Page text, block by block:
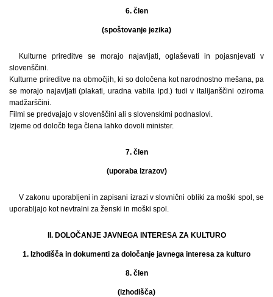
6. člen
(spoštovanje jezika)
Kulturne prireditve se morajo najavljati, oglaševati in pojasnjevati v
slovenščini.
Kulturne prireditve na območjih, ki so določena kot narodnostno mešana, pa
se morajo najavljati (plakati, uradna vabila ipd.) tudi v italijanščini oziroma
madžarščini.
Filmi se predvajajo v slovenščini ali s slovenskimi podnaslovi.
Izjeme od določb tega člena lahko dovoli minister.
7. člen
(uporaba izrazov)
V zakonu uporabljeni in zapisani izrazi v slovnični obliki za moški spol, se
uporabljajo kot nevtralni za ženski in moški spol.
II. DOLOČANJE JAVNEGA INTERESA ZA KULTURO
1. Izhodišča in dokumenti za določanje javnega interesa za kulturo
8. člen
(izhodišča)